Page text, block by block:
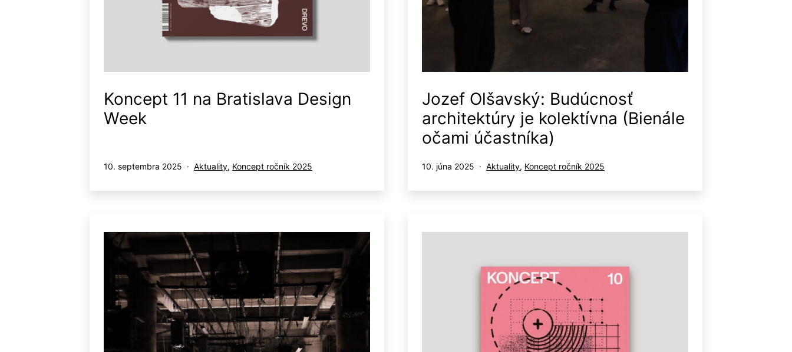
Koncept 11 na Bratislava Design
Week
Publikované
10. septembra 2025
Kategorizované
Aktuality, Koncept ročník 2025
Jozef Olšavský: Budúcnosť
architektúry je kolektívna (Bienále
očami účastníka)
Publikované
10. júna 2025
Kategorizované
Aktuality, Koncept ročník 2025